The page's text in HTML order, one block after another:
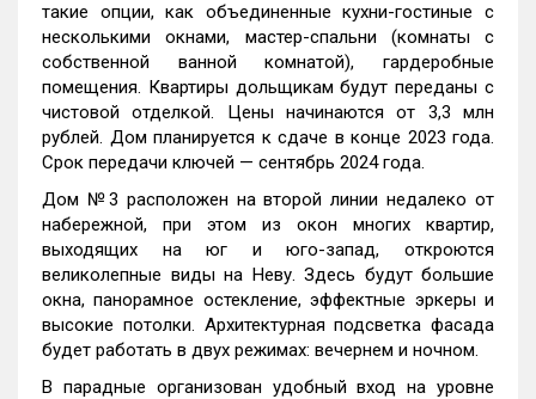
такие опции, как объединенные кухни-гостиные с
несколькими окнами, мастер-спальни (комнаты с
собственной ванной комнатой), гардеробные
помещения. Квартиры дольщикам будут переданы с
чистовой отделкой. Цены начинаются от 3,3 млн
рублей. Дом планируется к сдаче в конце 2023 года.
Срок передачи ключей — сентябрь 2024 года.
Дом №3 расположен на второй линии недалеко от
набережной, при этом из окон многих квартир,
выходящих на юг и юго-запад, откроются
великолепные виды на Неву. Здесь будут большие
окна, панорамное остекление, эффектные эркеры и
высокие потолки. Архитектурная подсветка фасада
будет работать в двух режимах: вечернем и ночном.
В парадные организован удобный вход на уровне